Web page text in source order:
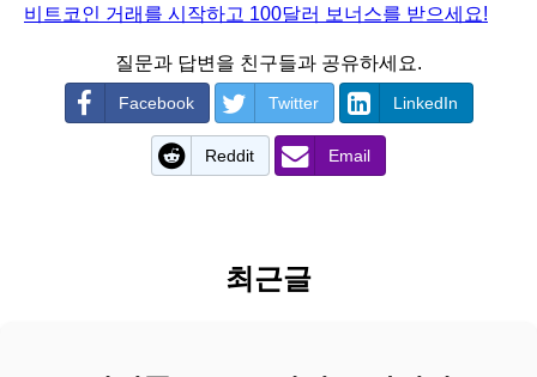
비트코인 거래를 시작하고 100달러 보너스를 받으세요!
질문과 답변을 친구들과 공유하세요.
Facebook Twitter LinkedIn
Reddit Email
최근글